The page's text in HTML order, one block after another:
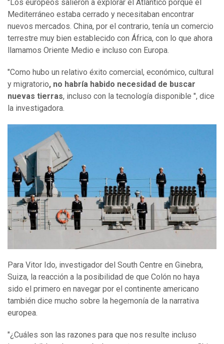
"Los europeos salieron a explorar el Atlántico porque el
Mediterráneo estaba cerrado y necesitaban encontrar
nuevos mercados. China, por el contrario, tenía un comercio
terrestre muy bien establecido con África, con lo que ahora
llamamos Oriente Medio e incluso con Europa.
"Como hubo un relativo éxito comercial, económico, cultural
y migratorio, no habría habido necesidad de buscar
nuevas tierras, incluso con la tecnología disponible ", dice
la investigadora.
Para Vitor Ido, investigador del South Centre en Ginebra,
Suiza, la reacción a la posibilidad de que Colón no haya
sido el primero en navegar por el continente americano
también dice mucho sobre la hegemonía de la narrativa
europea.
"¿Cuáles son las razones para que nos resulte incluso